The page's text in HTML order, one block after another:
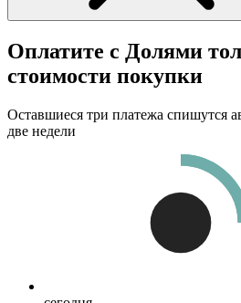
Оплатите с Долями
стоимости покупки
Оставшиеся три платежа спишутся
две недели